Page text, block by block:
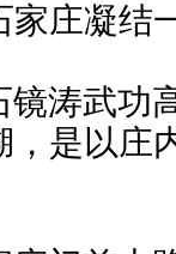
家庄凝结
涛武功
，是以庄